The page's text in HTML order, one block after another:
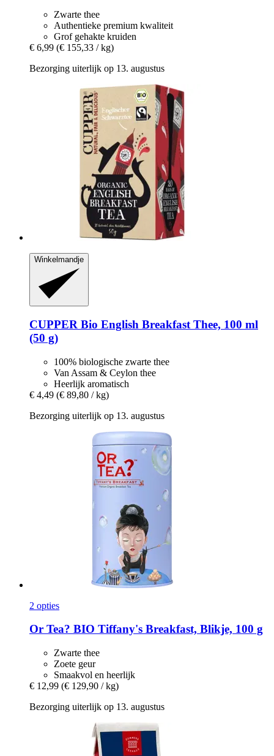
Zwarte thee
Authentieke premium kwaliteit
Grof gehakte kruiden
€ 6,99 (€ 155,33 / kg)
Bezorging uiterlijk op 13. augustus
Winkelmandje
CUPPER Bio English Breakfast Thee, 100 ml
(50 g)
100% biologische zwarte thee
Van Assam & Ceylon thee
Heerlijk aromatisch
€ 4,49 (€ 89,80 / kg)
Bezorging uiterlijk op 13. augustus
2 opties
Or Tea? BIO Tiffany's Breakfast, Blikje, 100 g
Zwarte thee
Zoete geur
Smaakvol en heerlijk
€ 12,99 (€ 129,90 / kg)
Bezorging uiterlijk op 13. augustus